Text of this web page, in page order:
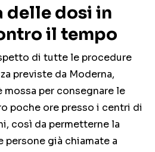
delle dosi in
il tempo
di tutte le procedure
previste da Moderna,
mossa per consegnare le
poche ore presso i centri di
così da permetterne la
già chiamate a